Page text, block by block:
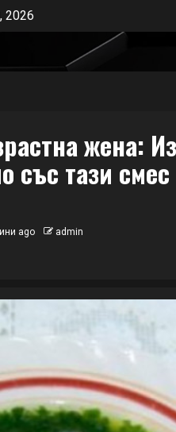
2026
жена:
със тази смес
ago admin